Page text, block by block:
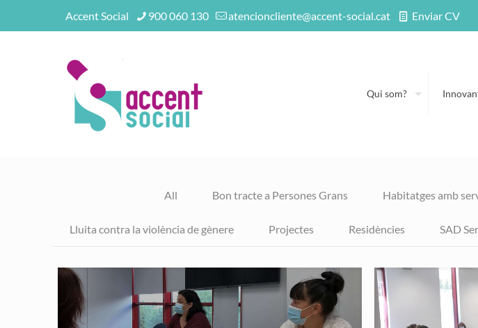
Accent Social 900 060 130 atencioncliente@accent-social.cat Enviar CV
Qui som?
All Bon tracte a Persones Grans Habitatges amb
Lluita contra la violència de gènere Projectes Residències SAD